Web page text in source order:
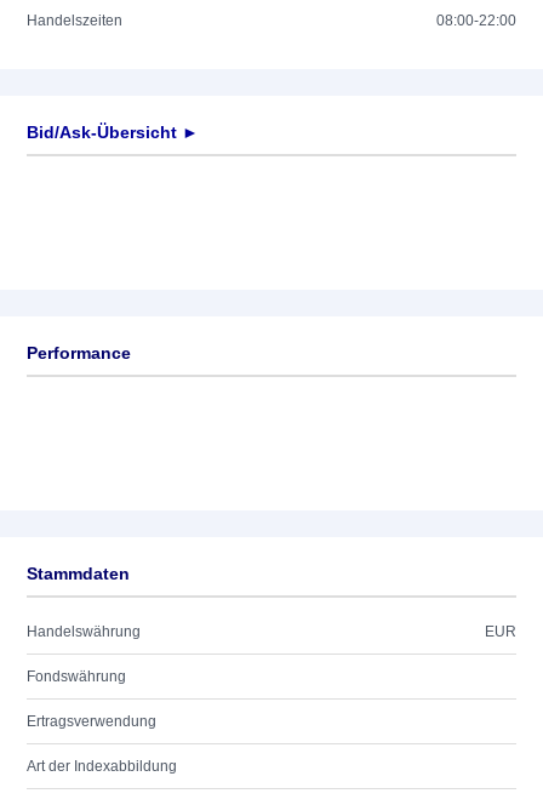
Handelszeiten 08:00-22:00
Bid/Ask-Übersicht ►
Performance
Stammdaten
Handelswährung EUR
Fondswährung
Ertragsverwendung
Art der Indexabbildung